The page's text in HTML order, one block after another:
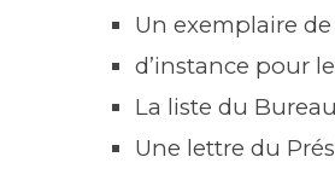
Un exemplaire
d’instance pour
La liste du
Une lettre du